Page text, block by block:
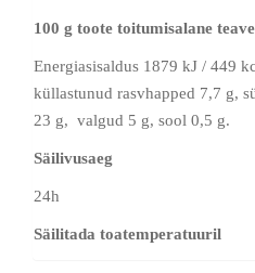
100 g toote toitumisalane
Energiasisaldus 1879 kJ / 449
küllastunud rasvhapped 7,7 g,
23 g, valgud 5 g, sool 0,5 g.
Säilivusaeg
24h
Säilitada toatemperatuuril